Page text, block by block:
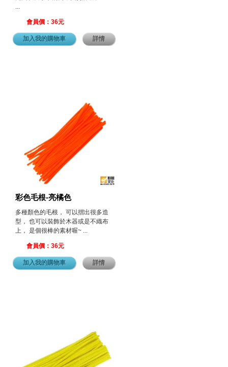
...
會員價：36元
加入我的購物車 詳情
彩色毛根-亮橘色
多種顏色的毛根， 可以摺出很多造
型， 也可以裝飾於木器或是不織布
上， 是個很棒的素材喔~ ...
會員價：36元
加入我的購物車 詳情